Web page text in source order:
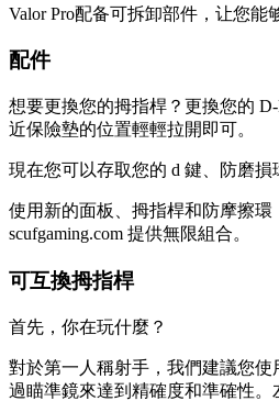
Valor Pro配备可拆卸部件，让您能
配件
想要更換您的拇指桿？更換您的
近保險墊的位置輕輕拉開即可。
現在您可以存取您的 d 鍵、防磨損
使用新的面板、拇指桿和防摩擦
scufgaming.com 提供無限組合。
可互換拇指桿
首先，你在玩什麼？
對於第一人稱射手，我們建議您
過瞄準鏡來達到精確度和準確性